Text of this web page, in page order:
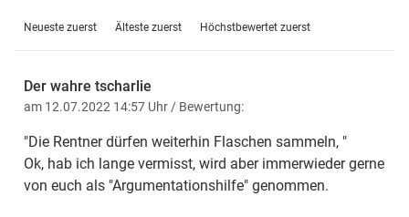
Neueste zuerst Älteste zuerst Höchstbewertet zuerst
Der wahre tscharlie
am 12.07.2022 14:57 Uhr / Bewertung:
"Die Rentner dürfen weiterhin Flaschen sammeln, "
Ok, hab ich lange vermisst, wird aber immerwieder gerne
von euch als "Argumentationshilfe" genommen.